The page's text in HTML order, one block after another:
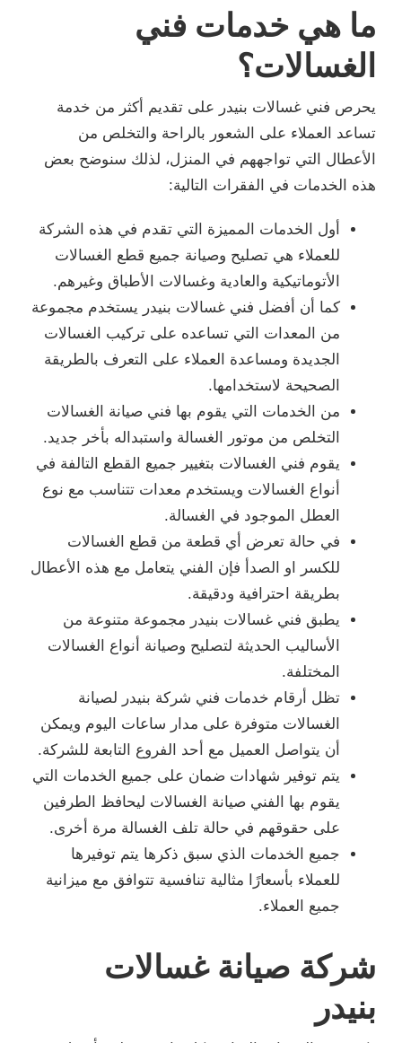
ما هي خدمات فني
الغسالات؟
يحرص فني غسالات بنيدر على تقديم أكثر من خدمة
تساعد العملاء على الشعور بالراحة والتخلص من
الأعطال التي تواجههم في المنزل، لذلك سنوضح بعض
هذه الخدمات في الفقرات التالية:
أول الخدمات المميزة التي تقدم في هذه الشركة
للعملاء هي تصليح وصيانة جميع قطع الغسالات
الأتوماتيكية والعادية وغسالات الأطباق وغيرهم.
كما أن أفضل فني غسالات بنيدر يستخدم مجموعة
من المعدات التي تساعده على تركيب الغسالات
الجديدة ومساعدة العملاء على التعرف بالطريقة
الصحيحة لاستخدامها.
من الخدمات التي يقوم بها فني صيانة الغسالات
التخلص من موتور الغسالة واستبداله بأخر جديد.
يقوم فني الغسالات بتغيير جميع القطع التالفة في
أنواع الغسالات ويستخدم معدات تتناسب مع نوع
العطل الموجود في الغسالة.
في حالة تعرض أي قطعة من قطع الغسالات
للكسر او الصدأ فإن الفني يتعامل مع هذه الأعطال
بطريقة احترافية ودقيقة.
يطبق فني غسالات بنيدر مجموعة متنوعة من
الأساليب الحديثة لتصليح وصيانة أنواع الغسالات
المختلفة.
تظل أرقام خدمات فني شركة بنيدر لصيانة
الغسالات متوفرة على مدار ساعات اليوم ويمكن
أن يتواصل العميل مع أحد الفروع التابعة للشركة.
يتم توفير شهادات ضمان على جميع الخدمات التي
يقوم بها الفني صيانة الغسالات ليحافظ الطرفين
على حقوقهم في حالة تلف الغسالة مرة أخرى.
جميع الخدمات الذي سبق ذكرها يتم توفيرها
للعملاء بأسعارًا مثالية تنافسية تتوافق مع ميزانية
جميع العملاء.
شركة صيانة غسالات
بنيدر